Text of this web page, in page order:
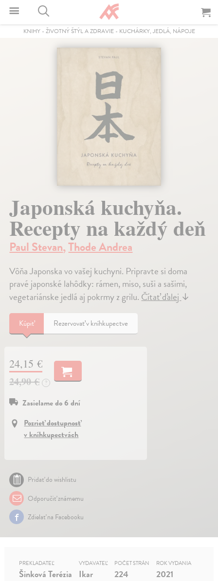
KNIHY- ŽIVOTNÝ ŠTÝL A ZDRAVIE- KUCHÁRKY, JEDLÁ, NÁPOJE
Japonská kuchyňa.
Recepty na každý deň
Paul Stevan,Thode Andrea
Vôňa Japonska vo vašej kuchyni. Pripravte si doma
pravé japonské lahôdky: rámen, miso, suši a sašimi,
vegetariánske jedlá aj pokrmy z grilu.Čítať ďalej↓
Kúpiť Rezervovať v kníhkupectve
24,15 €
24,90 €
?
Zasielame do 6 dní
Pozrieť dostupnosť
v kníhkupectvách
Pridať do wishlistu
Odporučiť známemu
Zdielať na Facebooku
PREKLADATEĽ
Šinková Terézia
VYDAVATEĽ
Ikar
POČET STRÁN
224
ROK VYDANIA
2021